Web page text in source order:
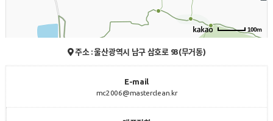
100m
주소 : 울산광역시 남구 삼호로 93(무거동)
E-mail
mc2006@masterclean.kr